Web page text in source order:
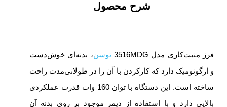
شرح محصول
فرز منبت‌کاری مدل 3516MDG توسن، بدنه‌ای خوش‌دست
و ارگونومیک دارد که کارکردن با آن را در طولانی‌مدت راحت
ساخته است. این دستگاه با توان 160 وات قدرت عملکردی
بالایی دارد و با استفاده از دیمر موجود بر روی بدنه آن